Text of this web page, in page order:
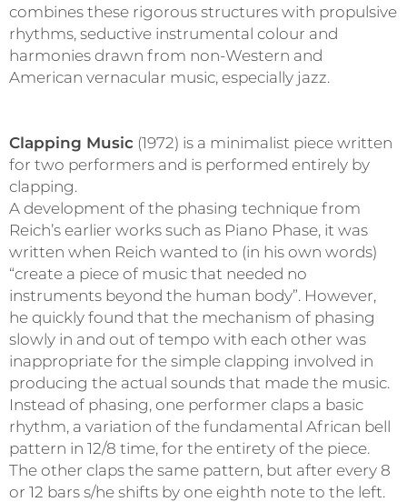
combines these rigorous structures with propulsive
rhythms, seductive instrumental colour and
harmonies drawn from non-Western and
American vernacular music, especially jazz.
Clapping Music (1972) is a minimalist piece written
for two performers and is performed entirely by
clapping.
A development of the phasing technique from
Reich’s earlier works such as Piano Phase, it was
written when Reich wanted to (in his own words)
“create a piece of music that needed no
instruments beyond the human body”. However,
he quickly found that the mechanism of phasing
slowly in and out of tempo with each other was
inappropriate for the simple clapping involved in
producing the actual sounds that made the music.
Instead of phasing, one performer claps a basic
rhythm, a variation of the fundamental African bell
pattern in 12/8 time, for the entirety of the piece.
The other claps the same pattern, but after every 8
or 12 bars s/he shifts by one eighth note to the left.